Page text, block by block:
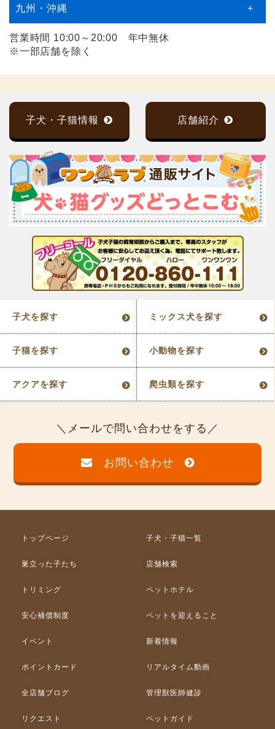
九州・沖縄 +
営業時間 10:00～20:00 年中無休
※一部店舗を除く
子犬・子猫情報 店舗紹介
子犬を探す ミックス犬を探す
子猫を探す 小動物を探す
アクアを探す 爬虫類を探す
メールで問い合わせをする
お問い合わせ
トップページ 子犬・子猫一覧
巣立った子たち 店舗検索
トリミング ペットホテル
安心補償制度 ペットを迎えること
イベント 新着情報
ポイントカード リアルタイム動画
全店舗ブログ 管理獣医師健診
リクエスト ペットガイド